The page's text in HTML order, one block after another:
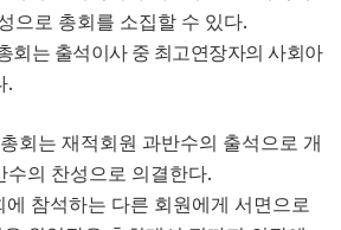
으로 총회를 소집할 수 있다.
회는 출석이사 중 최고연장자의 사회아
.
총회는 재적회원 과반수의 출석으로 개
수의 찬성으로 의결한다.
참석하는 다른 회원에게 서면으로